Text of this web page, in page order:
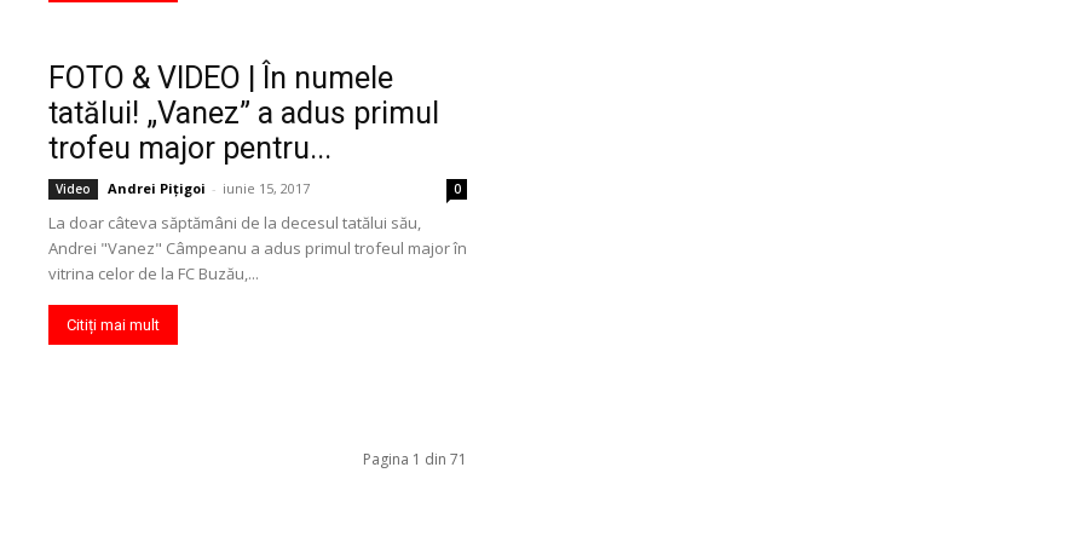
FOTO & VIDEO | În numele
tatălui! „Vanez” a adus primul
trofeu major pentru...
Video Andrei Pițigoi - iunie 15, 2017 0
La doar câteva săptămâni de la decesul tatălui său,
Andrei "Vanez" Câmpeanu a adus primul trofeul major în
vitrina celor de la FC Buzău,...
Citiți mai mult
Pagina 1 din 71